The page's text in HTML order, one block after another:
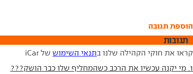
הוספת תגובה
תגובות
קראו את חוקי הקהילה שלנו בתנאי השימוש של iCar
1. מי יקנה עכשיו את הרכב כשהמחליף שלו כבר הושק???